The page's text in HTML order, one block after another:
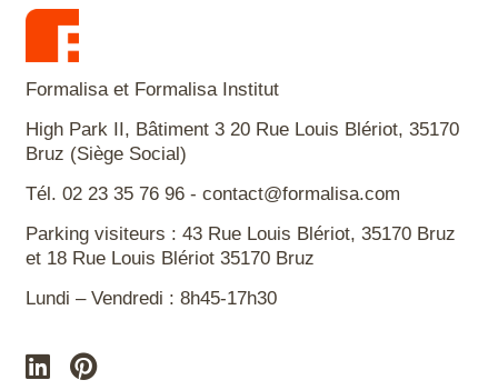
Formalisa et Formalisa Institut
High Park II, Bâtiment 3 20 Rue Louis Blériot, 35170
Bruz (Siège Social)
Tél. 02 23 35 76 96 - contact@formalisa.com
Parking visiteurs : 43 Rue Louis Blériot, 35170 Bruz
et 18 Rue Louis Blériot 35170 Bruz
Lundi – Vendredi : 8h45-17h30